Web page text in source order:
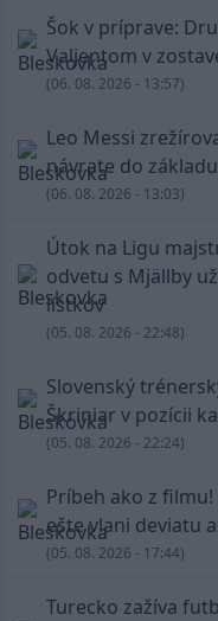
Šok v príprave:
Valjentom v
(06. 08. 2026 - 13:57)
Leo Messi
návrate do základu
(06. 08. 2026 - 13:03)
Útok na Ligu
odvetu s Mjällby
lístkov
(05. 08. 2026 - 22:48)
Slovenský
Škriniar v pozícii
(05. 08. 2026 - 22:24)
Príbeh ako z filmu!
ešte vlani deviatu
(05. 08. 2026 - 17:44)
Turecko zažíva